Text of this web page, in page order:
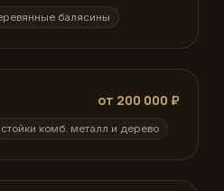
балясины
от 200 000 ₽
стойки комб. металл и дерево